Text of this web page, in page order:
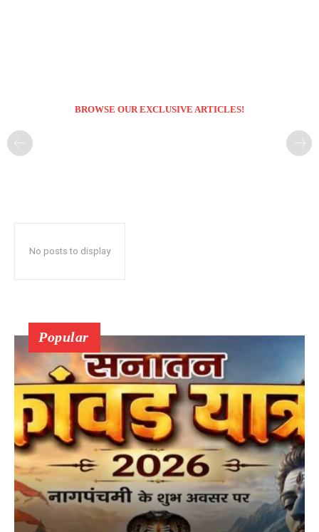
BROWSE OUR EXCLUSIVE ARTICLES!
No posts to display
Popular